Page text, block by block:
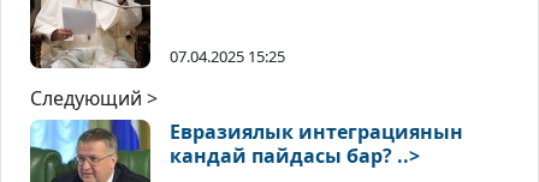
07.04.2025 15:25
Следующий >
Евразиялык интеграциянын
кандай пайдасы бар? ..>